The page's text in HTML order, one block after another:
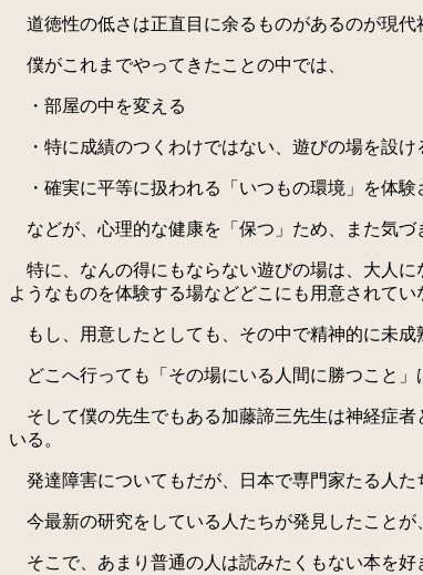
道徳性の低さは正直目に余るものがあるのが現代
僕がこれまでやってきたことの中では、
・部屋の中を変える
・特に成績のつくわけではない、遊びの場を設け
・確実に平等に扱われる「いつもの環境」を体験
などが、心理的な健康を「保つ」ため、また気づ
特に、なんの得にもならない遊びの場は、大人に
ようなものを体験する場などどこにも用意されてい
もし、用意したとしても、その中で精神的に未成
どこへ行っても「その場にいる人間に勝つこと」
そして僕の先生でもある加藤諦三先生は神経症者
いる。
発達障害についてもだが、日本で専門家たる人た
今最新の研究をしている人たちが発見したことが
そこで、あまり普通の人は読みたくもない本を好